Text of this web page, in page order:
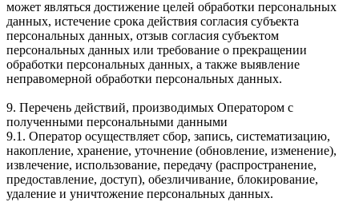
может являться достижение целей обработки персональных
данных, истечение срока действия согласия субъекта
персональных данных, отзыв согласия субъектом
персональных данных или требование о прекращении
обработки персональных данных, а также выявление
неправомерной обработки персональных данных.
9. Перечень действий, производимых Оператором с
полученными персональными данными
9.1. Оператор осуществляет сбор, запись, систематизацию,
накопление, хранение, уточнение (обновление, изменение),
извлечение, использование, передачу (распространение,
предоставление, доступ), обезличивание, блокирование,
удаление и уничтожение персональных данных.